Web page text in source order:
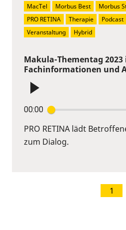
Makula-Thementag 2023
Fachinformationen und
00:00
PRO RETINA lädt
zum Dialog.
MacTel
Morbus Best Morbus
PRO RETINA
Therapie Podcast
Veranstaltung
Hybrid
1